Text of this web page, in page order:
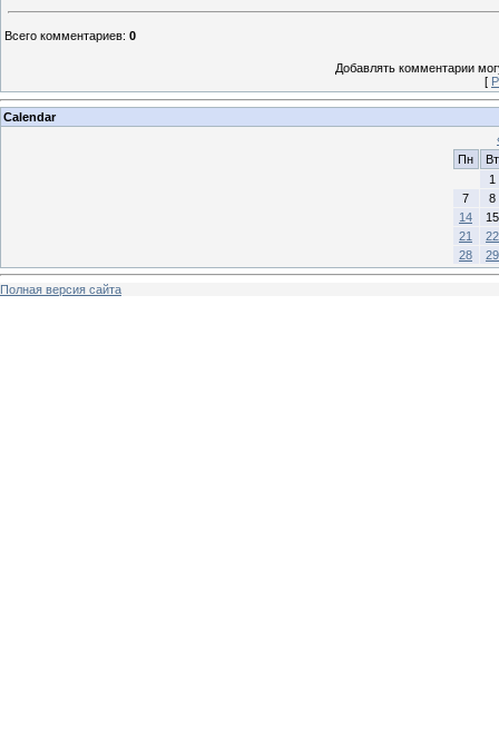
Всего комментариев: 0
Добавлять комментарии
[
Calendar
Пн
Вт
1
7
8
14
15
21
22
28
29
Полная версия сайта